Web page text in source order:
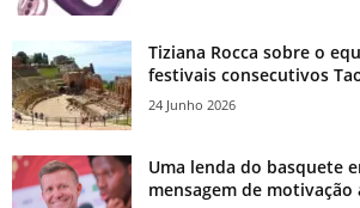
Tiziana Rocca sobre o
festivais consecutivos
24 Junho 2026
Uma lenda do basquete
mensagem de motivação